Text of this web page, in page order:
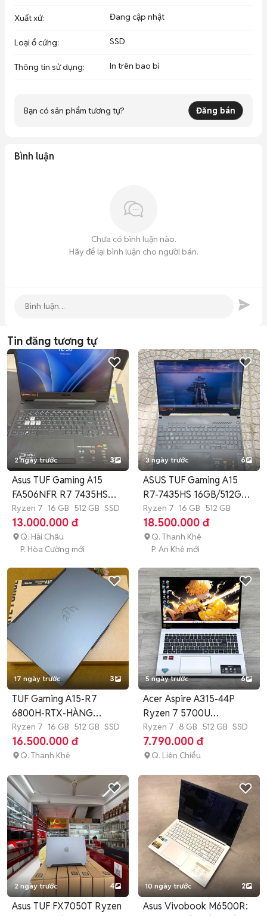
Xuất xứ: Đang cập nhật
Loại ổ cứng: SSD
Thông tin sử dụng: In trên bao bì
Bạn có sản phẩm tương tự? Đăng bán
Bình luận
Chưa có bình luận nào.
Hãy để lại bình luận cho người bán.
Tin đăng tương tự
2 ngày trước 3
Asus TUF Gaming A15
FA506NFR R7 7435HS
RTX 2050
Ryzen 7 16 GB 512 GB SSD
13.000.000 đ
Q. Hải Châu
P. Hòa Cường mới
3 ngày trước 6
ASUS TUF Gaming A15
R7-7435HS 16GB/512GB
RTX4050
Ryzen 7 16 GB 512 GB
18.500.000 đ
Q. Thanh Khê
P. An Khê mới
17 ngày trước 3
TUF Gaming A15-R7
6800H-RTX-HÀNG
CHÍNH HÃNG-ĐẸP
Ryzen 7 16 GB 512 GB SSD
16.500.000 đ
Q. Thanh Khê
5 ngày trước 6
Acer Aspire A315-44P
Ryzen 7 5700U
8GB/512GB Bạc
Ryzen 7 8 GB 512 GB SSD
7.790.000 đ
Q. Liên Chiểu
2 ngày trước 4
Asus TUF FX7050T Ryzen
10 ngày trước 2
Asus Vivobook M6500R: